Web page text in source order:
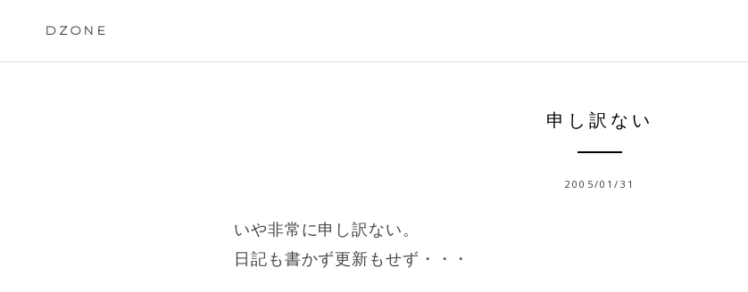
DZONE
申し訳ない
2005/01/31
いや非常に申し訳ない。
日記も書かず更新もせず・・・